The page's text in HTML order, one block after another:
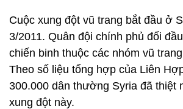
Cuộc xung đột vũ trang bắt đầu ở
3/2011. Quân đội chính phủ đối
chiến binh thuộc các nhóm vũ
Theo số liệu tổng hợp của Liên
300.000 dân thường Syria đã thiệt
xung đột này.